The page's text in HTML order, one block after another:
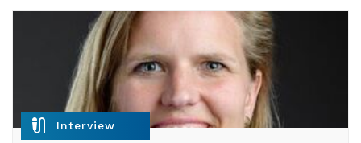
mic_external_on Interview